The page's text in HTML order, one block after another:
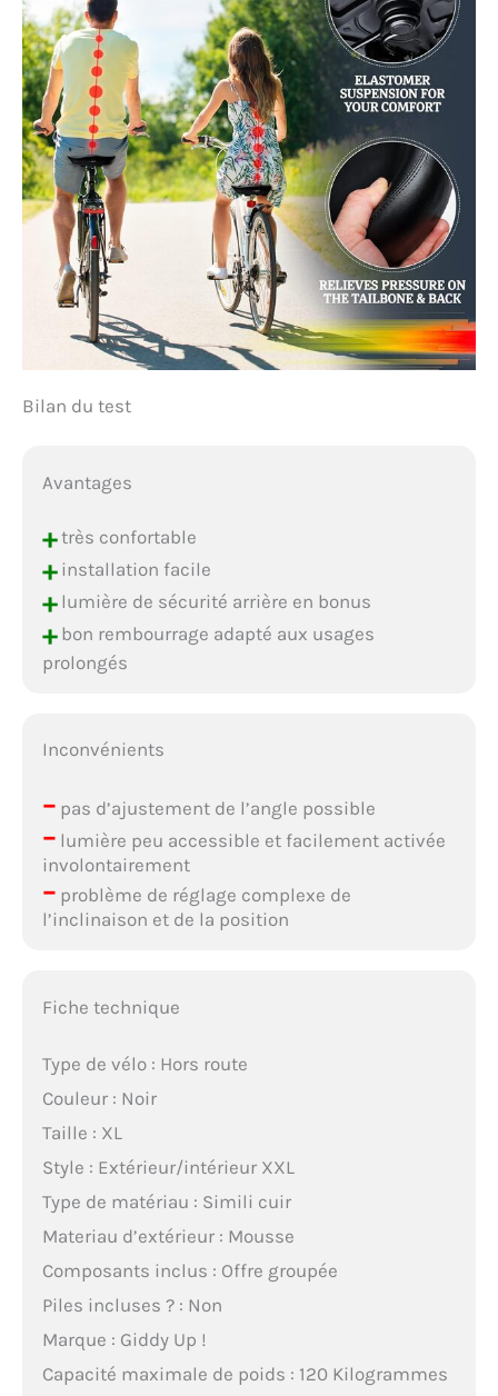
Bilan du test
Avantages
+très confortable
+installation facile
+lumière de sécurité arrière en bonus
+bon rembourrage adapté aux usages
prolongés
Inconvénients
–pas d’ajustement de l’angle possible
–lumière peu accessible et facilement activée
involontairement
–problème de réglage complexe de
l’inclinaison et de la position
Fiche technique
Type de vélo : Hors route
Couleur : Noir
Taille : XL
Style : Extérieur/intérieur XXL
Type de matériau : Simili cuir
Materiau d’extérieur : Mousse
Composants inclus : Offre groupée
Piles incluses ? : Non
Marque : Giddy Up !
Capacité maximale de poids : 120 Kilogrammes